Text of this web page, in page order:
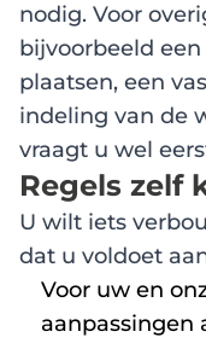
nodig. Voor
bijvoorbeeld
plaatsen, een
indeling van de
vraagt u wel
Regels zelf
U wilt iets
dat u voldoet
Voor uw en
aanpassingen